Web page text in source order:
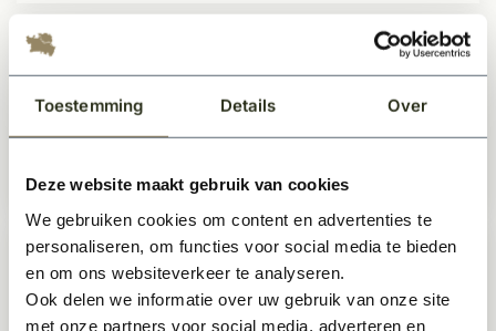
Toestemming Details Over
Deze website maakt gebruik van cookies
We gebruiken cookies om content en advertenties te
personaliseren, om functies voor social media te bieden
en om ons websiteverkeer te analyseren.
Ook delen we informatie over uw gebruik van onze site
met onze partners voor social media, adverteren en
Gratis impregneer > 10 m2
Op voorraad
Belgisch hardsteen vloertegels
96,50Per m2
Gratis impregneer > 10 m2
Op voorraad
Antieke estrikken wit-geel
genuanceerd 20x20cm